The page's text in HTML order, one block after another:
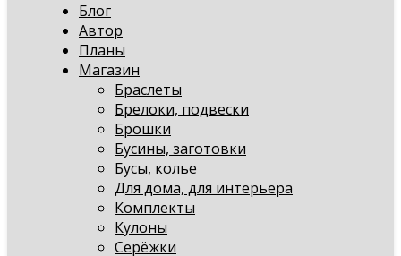
Блог
Автор
Планы
Магазин
Браслеты
Брелоки, подвески
Брошки
Бусины, заготовки
Бусы, колье
Для дома, для интерьера
Комплекты
Кулоны
Серёжки